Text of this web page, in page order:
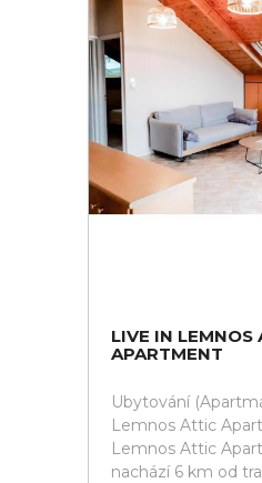
LIVE IN LEMNOS
APARTMENT
Ubytování
Lemnos Attic
Lemnos Attic
nachází 6 km od